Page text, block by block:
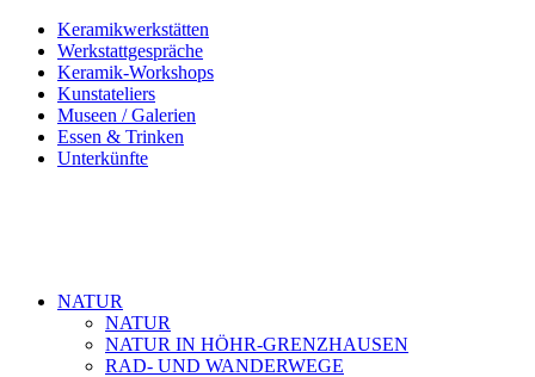
Keramikwerkstätten
Werkstattgespräche
Keramik-Workshops
Kunstateliers
Museen / Galerien
Essen & Trinken
Unterkünfte
NATUR
NATUR
NATUR IN HÖHR-GRENZHAUSEN
RAD- UND WANDERWEGE